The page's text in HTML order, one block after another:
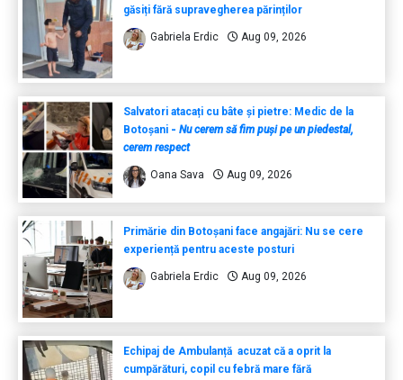
găsiți fără supravegherea părinților
Gabriela Erdic Aug 09, 2026
Salvatori atacați cu bâte și pietre: Medic de la
Botoșani - Nu cerem să fim puși pe un piedestal,
cerem respect
Oana Sava Aug 09, 2026
Primărie din Botoșani face angajări: Nu se cere
experiență pentru aceste posturi
Gabriela Erdic Aug 09, 2026
Echipaj de Ambulanță acuzat că a oprit la
cumpărături, copil cu febră mare fără